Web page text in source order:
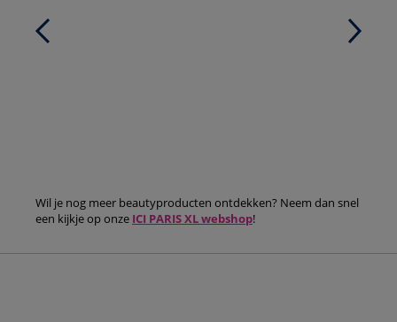
Wil je nog meer beautyproducten ontdekken? Neem dan snel
een kijkje op onze ICI PARIS XL webshop!